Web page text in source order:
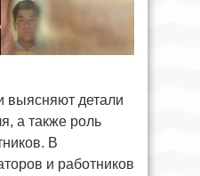
выясняют детали
а также роль
В
и работников